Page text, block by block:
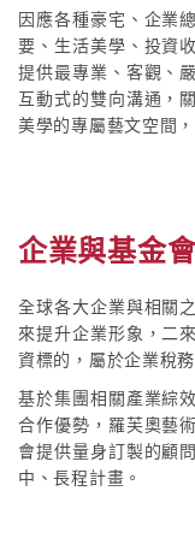
因應各種豪宅、企業
要、生活美學、投資
提供最專業、客觀、
互動式的雙向溝通，
美學的專屬藝文空間
企業與基金
全球各大企業與相關
來提升企業形象，二
資標的，屬於企業稅
基於集團相關產業綜
合作優勢，羅芙奧藝
會提供量身訂製的顧
中、長程計畫。